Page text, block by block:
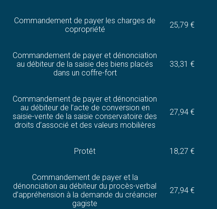
Commandement de payer les charges de
copropriété
25,79 €
Commandement de payer et dénonciation
au débiteur de la saisie des biens placés
dans un coffre-fort
33,31 €
Commandement de payer et dénonciation
au débiteur de l’acte de conversion en
saisie-vente de la saisie conservatoire des
droits d’associé et des valeurs mobilières
27,94 €
Protêt 18,27 €
Commandement de payer et la
dénonciation au débiteur du procès-verbal
d’appréhension à la demande du créancier
gagiste
27,94 €